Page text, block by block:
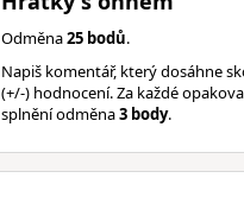
Odměna25 bodů.
Napiš komentář, který dosáhne
(+/-) hodnocení. Za každé
splnění odměna3 body.